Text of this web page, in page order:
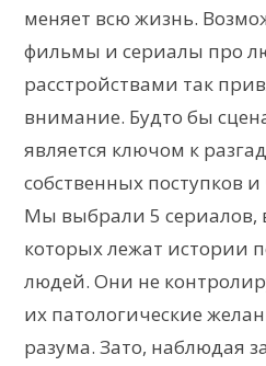
меняет всю жизнь.
фильмы и сериалы про
расстройствами так
внимание. Будто бы
является ключом к
собственных поступков и
Мы выбрали 5 сериалов,
которых лежат истории
людей. Они не
их патологические
разума. Зато, наблюдая